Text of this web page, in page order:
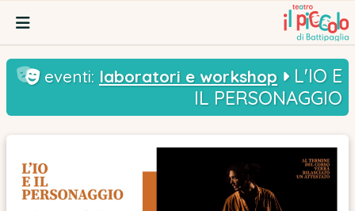
eventi: laboratori e workshop L'IO E
IL PERSONAGGIO